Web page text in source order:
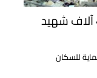
حصيلة العدوان على لبنان تتجاوز 4 آلاف شهيد
للسكان